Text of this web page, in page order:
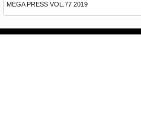
MEGA PRESS VOL.77 2019